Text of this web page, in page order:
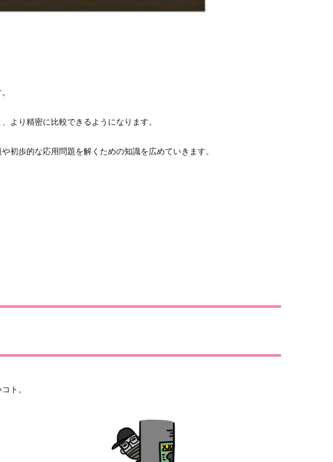
より精密に比較できるようになります。
初歩的な応用問題を解くための知識を広めていきます。
ト。